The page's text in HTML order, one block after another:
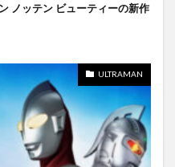
ノッテン ビューティーの新作
ULTRAMAN